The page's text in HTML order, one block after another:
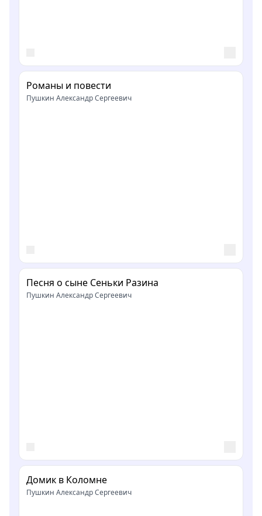
Романы и повести
Пушкин Александр Сергеевич
Песня о сыне Сеньки Разина
Пушкин Александр Сергеевич
Домик в Коломне
Пушкин Александр Сергеевич